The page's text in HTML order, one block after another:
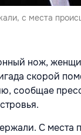
с места
нож,
скорой
сообщае
С места